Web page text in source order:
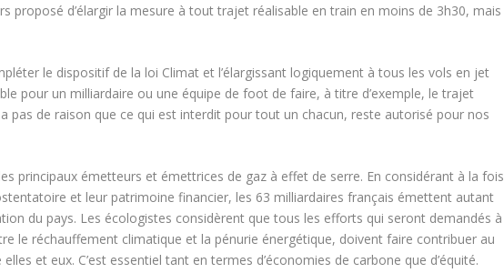
proposé d’élargir la mesure à tout trajet réalisable en train en moins de 3h30, mais
le dispositif de la loi Climat et l’élargissant logiquement à tous les vols en jet
pour un milliardaire ou une équipe de foot de faire, à titre d’exemple, le trajet
pas de raison que ce qui est interdit pour tout un chacun, reste autorisé pour nos
principaux émetteurs et émettrices de gaz à effet de serre. En considérant à la fois
et leur patrimoine financier, les 63 milliardaires français émettent autant
du pays. Les écologistes considèrent que tous les efforts qui seront demandés à
le réchauffement climatique et la pénurie énergétique, doivent faire contribuer au
et eux. C’est essentiel tant en termes d’économies de carbone que d’équité.